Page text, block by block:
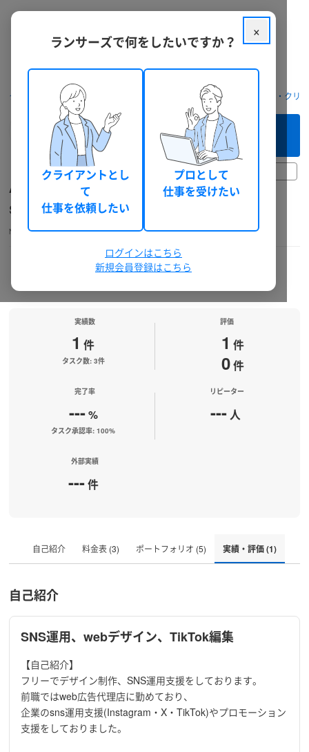
クラウドソーシング ランサーズ フリーランスを探す デザイナー・クリ
30日前以上
Anzu design
SNS運用、webデザイン、TikTok編集
Nekosuki86 Webディレクター 個人 20代後半 女性 総獲得報酬: 32,801 円
機密保持確認 電話確認 ランサーズチェック
このフリーランスへ
まずは相談してみる（無料）
実績数
1 件
タスク数: 3件
評価
1 件
0件
完了率
---%
タスク承認率: 100%
リピーター
--- 人
外部実績
---件
自己紹介 料金表 (3) ポートフォリオ (5) 実績・評価 (1)
自己紹介
SNS運用、webデザイン、TikTok編集
【自己紹介】
フリーでデザイン制作、SNS運用支援をしております。
前職ではweb広告代理店に勤めており、
企業のsns運用支援(Instagram・X・TikTok)やプロモーション
支援をしておりました。
×
ランサーズで何をしたいですか？
クライアントとし
て
仕事を依頼したい
プロとして
仕事を受けたい
ログインはこちら
新規会員登録はこちら